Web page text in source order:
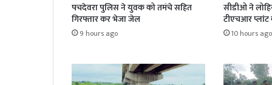
पचदेवरा पुलिस ने युवक को तमंचे सहित
गिरफ्तार कर भेजा जेल
9 hours ago
सीडीओ ने
टीएचआर प्लांट
10 hours ago